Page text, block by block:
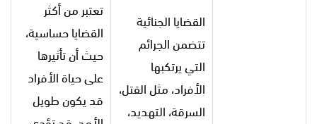
القضايا الجنائية
تتضمن الجرائم
التي يرتكبها
الأفراد، مثل القتل،
السرقة، التهديد،
تعتبر من أكثر
القضايا حساسية،
حيث أن تأثيرها
على حياة الأفراد
قد يكون طويل